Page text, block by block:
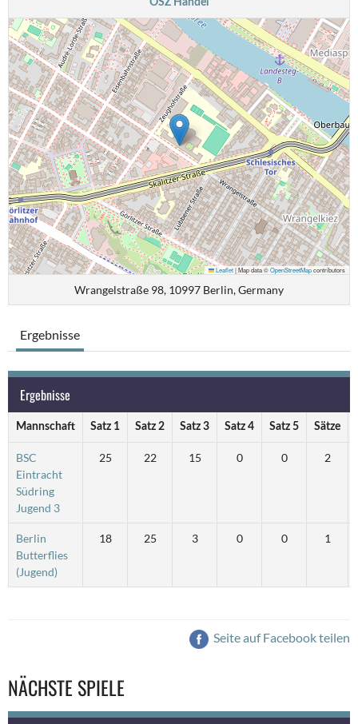
OSZ Handel
Leaflet|Map data ©OpenStreetMapcontributors
Wrangelstraße 98, 10997 Berlin, Germany
Ergebnisse
Ergebnisse
Mannschaft Satz 1 Satz 2 Satz 3 Satz 4 Satz 5 Sätze
BSC
Eintracht
Südring
Jugend 3
25 22 15 0 0 2
Berlin
Butterflies
(Jugend)
18 25 3 0 0 1
Seite auf Facebook teilen
NÄCHSTE SPIELE